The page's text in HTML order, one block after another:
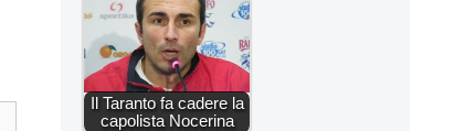
Il Taranto fa cadere la
capolista Nocerina